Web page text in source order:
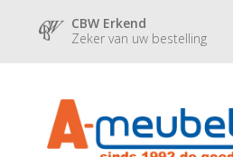
CBW Erkend
Zeker van uw bestelling